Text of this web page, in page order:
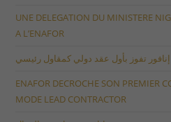
UNE DELEGATION DU MINISTERE
A L’ENAFOR
إنافور تفوز بأول عقد دولي كمقاول رئيسي
ENAFOR DECROCHE SON PREMIER
MODE LEAD CONTRACTOR